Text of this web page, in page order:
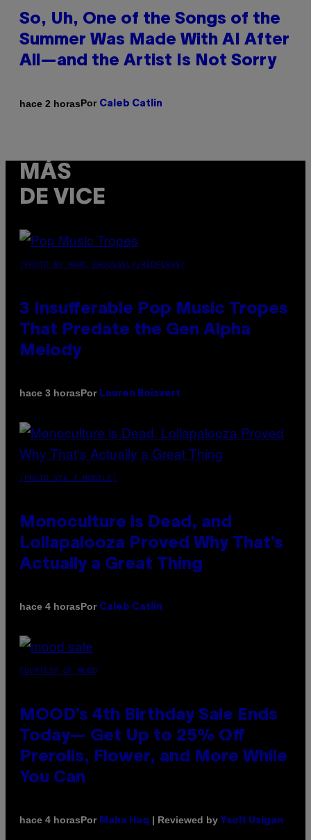
So, Uh, One of the Songs of the
Summer Was Made With AI After
All—and the Artist Is Not Sorry
hace 2 horasPor Caleb Catlin
MÁS
DE VICE
(PHOTO BY MARC BROUSSELY/REDFERNS)
3 Insufferable Pop Music Tropes
That Predate the Gen Alpha
Melody
hace 3 horasPor Lauren Boisvert
(PHOTO VIA T-MOBILE)
Monoculture is Dead, and
Lollapalooza Proved Why That’s
Actually a Great Thing
hace 4 horasPor Caleb Catlin
COURTESY OF MOOD
MOOD’s 4th Birthday Sale Ends
Today— Get Up to 25% Off
Prerolls, Flower, and More While
You Can
hace 4 horasPor Maha Haq | Reviewed by Ysolt Usigan